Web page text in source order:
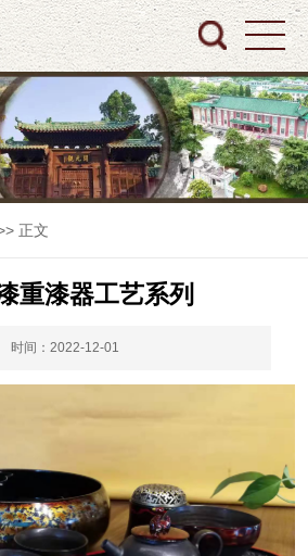
正文
重漆器工艺系列
时间：2022-12-01